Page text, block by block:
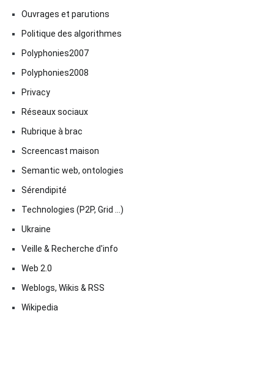
Ouvrages et parutions
Politique des algorithmes
Polyphonies2007
Polyphonies2008
Privacy
Réseaux sociaux
Rubrique à brac
Screencast maison
Semantic web, ontologies
Sérendipité
Technologies (P2P, Grid …)
Ukraine
Veille & Recherche d'info
Web 2.0
Weblogs, Wikis & RSS
Wikipedia